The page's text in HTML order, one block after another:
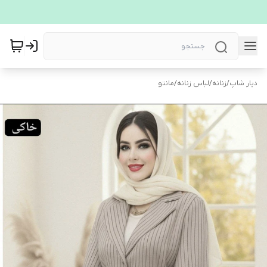
دیار شاپ/زنانه/لباس زنانه/مانتو